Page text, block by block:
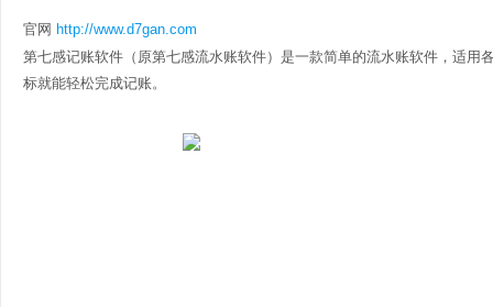
官网 http://www.d7gan.com
第七感记账软件（原第七感流水账软件）是一款简单的流水账软件，适用
标就能轻松完成记账。